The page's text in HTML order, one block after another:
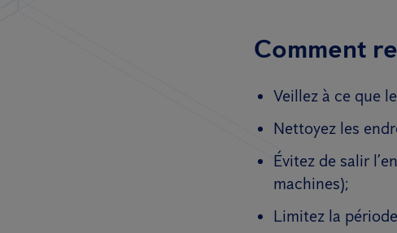
Comment
Veillez à ce que
Nettoyez les
Évitez de salir
machines);
Limitez la